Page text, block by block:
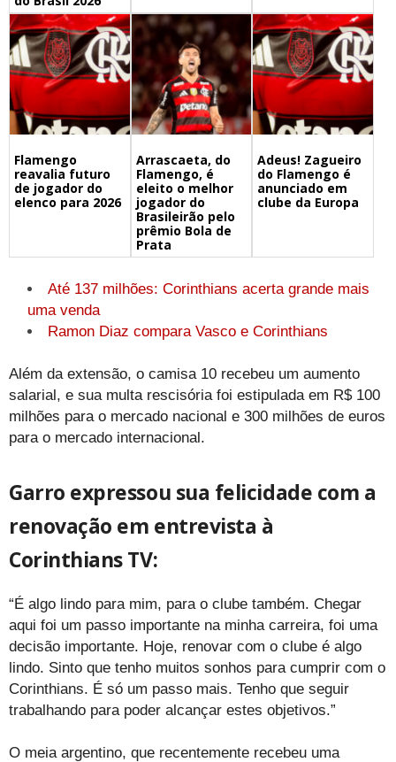
Flamengo
reavalia futuro
de jogador do
elenco para 2026
Arrascaeta, do
Flamengo, é
eleito o melhor
jogador do
Brasileirão pelo
prêmio Bola de
Prata
Adeus! Zagueiro
do Flamengo é
anunciado em
clube da Europa
Até 137 milhões: Corinthians acerta grande mais
uma venda
Ramon Diaz compara Vasco e Corinthians
Além da extensão, o camisa 10 recebeu um aumento
salarial, e sua multa rescisória foi estipulada em R$ 100
milhões para o mercado nacional e 300 milhões de euros
para o mercado internacional.
Garro expressou sua felicidade com a
renovação em entrevista à
Corinthians TV:
“É algo lindo para mim, para o clube também. Chegar
aqui foi um passo importante na minha carreira, foi uma
decisão importante. Hoje, renovar com o clube é algo
lindo. Sinto que tenho muitos sonhos para cumprir com o
Corinthians. É só um passo mais. Tenho que seguir
trabalhando para poder alcançar estes objetivos.”
O meia argentino, que recentemente recebeu uma